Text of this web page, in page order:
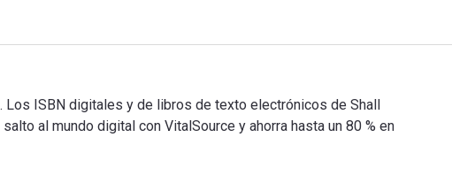
Los ISBN digitales y de libros de texto electrónicos de Shall
al mundo digital con VitalSource y ahorra hasta un 80 % en